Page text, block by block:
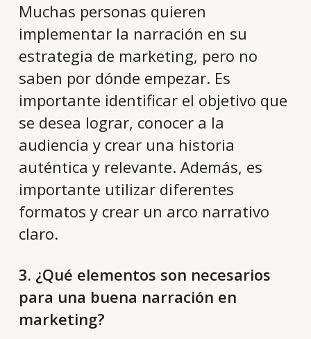
Muchas personas quieren
implementar la narración en su
estrategia de marketing, pero no
saben por dónde empezar. Es
importante identificar el objetivo que
se desea lograr, conocer a la
audiencia y crear una historia
auténtica y relevante. Además, es
importante utilizar diferentes
formatos y crear un arco narrativo
claro.
3. ¿Qué elementos son necesarios
para una buena narración en
marketing?